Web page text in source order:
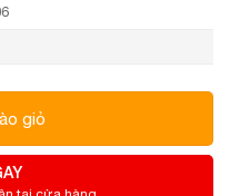
giỏ